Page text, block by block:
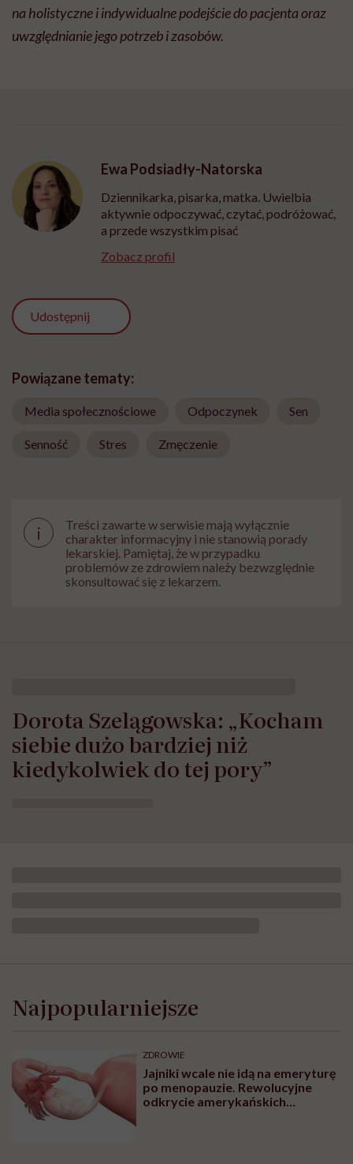
na holistyczne i indywidualne podejście do pacjenta oraz
uwzględnianie jego potrzeb i zasobów.
Ewa Podsiadły-Natorska
Dziennikarka, pisarka, matka. Uwielbia
aktywnie odpoczywać, czytać, podróżować,
a przede wszystkim pisać
Zobacz profil
Udostępnij
Powiązane tematy:
Media społecznościowe Odpoczynek Sen
Senność Stres Zmęczenie
i
Treści zawarte w serwisie mają wyłącznie
charakter informacyjny i nie stanowią porady
lekarskiej. Pamiętaj, że w przypadku
problemów ze zdrowiem należy bezwzględnie
skonsultować się z lekarzem.
Dorota Szelągowska: „Kocham
siebie dużo bardziej niż
kiedykolwiek do tej pory”
Najpopularniejsze
ZDROWIE
Jajniki wcale nie idą na emeryturę
po menopauzie. Rewolucyjne
odkrycie amerykańskich